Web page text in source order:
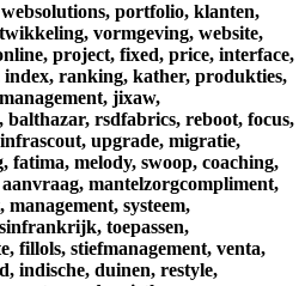
portfolio, klanten,
vormgeving, website,
project, fixed, price, interface,
index, ranking, kather, produkties,
management, jixaw,
balthazar, rsdfabrics, reboot, focus,
infrascout, upgrade, migratie,
fatima, melody, swoop, coaching,
aanvraag, mantelzorgcompliment,
management, systeem,
toepassen,
fillols, stiefmanagement, venta,
indische, duinen, restyle,